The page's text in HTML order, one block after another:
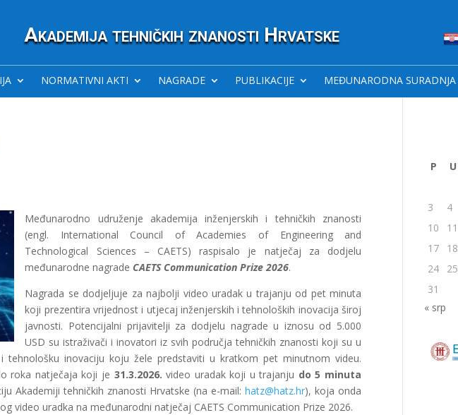
Akademija tehničkih znanosti Hrvatske
NORMATIVNI AKTI NAGRADE PUBLIKACIJE MEĐUNARODNA SURADNJA
Međunarodno udruženje akademija inženjerskih i tehničkih znanosti
(engl. International Council of Academies of Engineering and
Technological Sciences – CAETS) raspisalo je natječaj za dodjelu
međunarodne nagrade CAETS Communication Prize 2026.
Nagrada se dodjeljuje za najbolji video uradak u trajanju od pet minuta
koji prezentira vrijednost i utjecaj inženjerskih i tehnoloških inovacija široj
javnosti. Potencijalni prijavitelji za dodjelu nagrade u iznosu od 5.000
USD su istraživači i inovatori iz svih područja tehničkih znanosti koji su u
tehnološku inovaciju koju žele predstaviti u kratkom pet minutnom videu.
roka natječaja koji je 31.3.2026. video uradak koji u trajanju do 5 minuta
Akademiji tehničkih znanosti Hrvatske (na e-mail: hatz@hatz.hr), koja onda
video uradka na međunarodni natječaj CAETS Communication Prize 2026.
P U
3
4
10
11
17
18
24
25
31
« srp